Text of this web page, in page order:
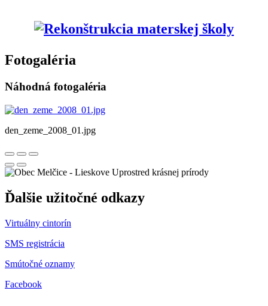
Fotogaléria
Náhodná fotogaléria
den_zeme_2008_01.jpg
Uprostred krásnej prírody
Ďalšie užitočné odkazy
Virtuálny cintorín
SMS registrácia
Smútočné oznamy
Facebook